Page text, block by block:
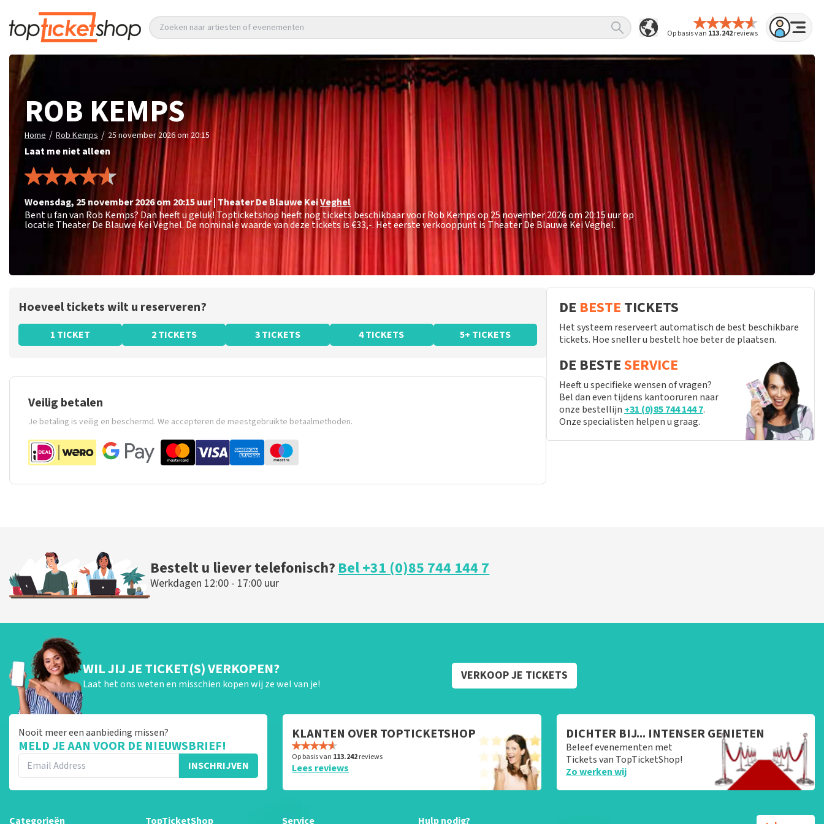
Op basis van 113.242reviews
Zoeken naar artiesten of evenementen
ROB KEMPS
Home / Rob Kemps / 25 november 2026 om 20:15
Laat me niet alleen
woensdag, 25 november 2026 om 20:15uur| Theater De Blauwe KeiVeghel
Bent u fan van Rob Kemps? Dan heeft u geluk! Topticketshop heeft nog tickets beschikbaar voor Rob Kemps op 25 november 2026 om 20:15 uur op
locatie Theater De Blauwe Kei Veghel. De nominale waarde van deze tickets is€33,-. Het eerste verkooppunt is Theater De Blauwe Kei Veghel.
Hoeveel tickets wilt u reserveren?
1 TICKET 2 TICKETS 3 TICKETS 4 TICKETS 5+ TICKETS
Veilig betalen
Je betaling is veilig en beschermd. We accepteren de meestgebruikte betaalmethoden.
DE BESTE TICKETS
Het systeem reserveert automatisch de best beschikbare
tickets. Hoe sneller u bestelt hoe beter de plaatsen.
DE BESTESERVICE
Heeft u specifieke wensen of vragen?
Bel dan even tijdens kantooruren naar
onze bestellijn +31 (0)85 744 144 7.
Onze specialisten helpen u graag.
Bestelt u liever telefonisch?Bel +31 (0)85 744 144 7
Werkdagen 12:00 - 17:00 uur
WIL JIJ JE TICKET(S) VERKOPEN?
Laat het ons weten en misschien kopen wij ze wel van je!
VERKOOP JE TICKETS
Nooit meer een aanbieding missen?
MELD JE AAN VOOR DE NIEUWSBRIEF!
INSCHRIJVEN
KLANTEN OVER TOPTICKETSHOP
Op basis van 113.242reviews
Lees reviews
DICHTER BIJ... INTENSER GENIETEN
Beleef evenementen met
Tickets van TopTicketShop!
Zo werken wij
Categorieën TopTicketShop Service Hulp nodig?